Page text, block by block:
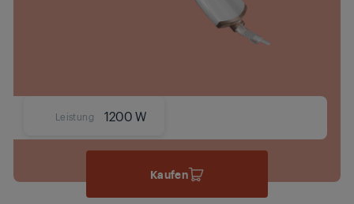
Leistung 1200 W
Kaufen